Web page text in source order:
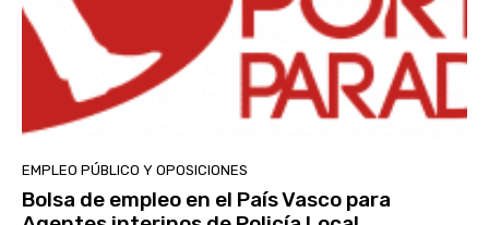
EMPLEO PÚBLICO Y OPOSICIONES
Bolsa de empleo en el País Vasco para